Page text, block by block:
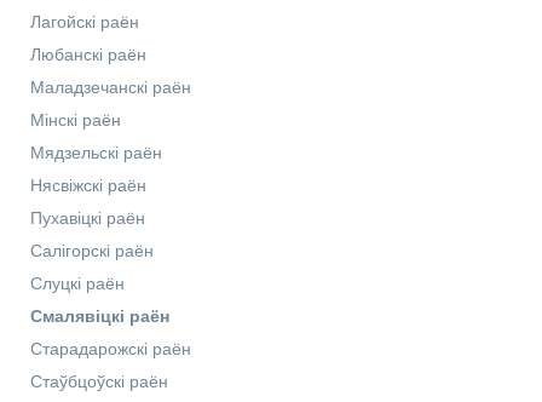
Лагойскі раён
Любанскі раён
Маладзечанскі раён
Мінскі раён
Мядзельскі раён
Нясвіжскі раён
Пухавіцкі раён
Салігорскі раён
Слуцкі раён
Смалявіцкі раён
Старадарожскі раён
Стаўбцоўскі раён